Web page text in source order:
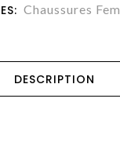
Chaussures
DESCRIPTION